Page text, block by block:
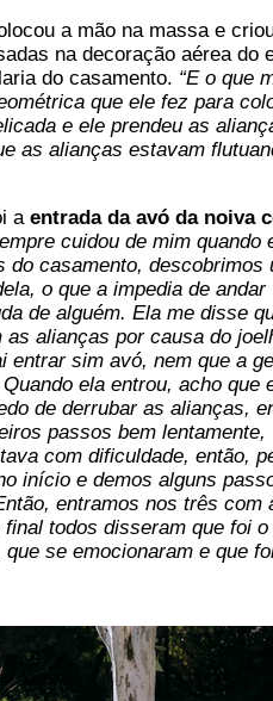
a mão na massa e
na decoração aérea do
do casamento. “E o que
que ele fez para
e ele prendeu as
as alianças estavam
aentrada da avó da noiva
cuidou de mim quando
do casamento, descobrimos
o que a impedia de andar
de alguém. Ela me disse
alianças por causa do
entrar sim avó, nem que a
ela entrou, acho que
de derrubar as alianças,
passos bem lentamente,
com dificuldade, então,
início e demos alguns
entramos nos três com
todos disseram que foi o
se emocionaram e que